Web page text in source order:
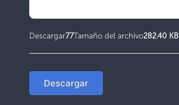
Descargar77Tamaño del archivo282.40 KB
Descargar